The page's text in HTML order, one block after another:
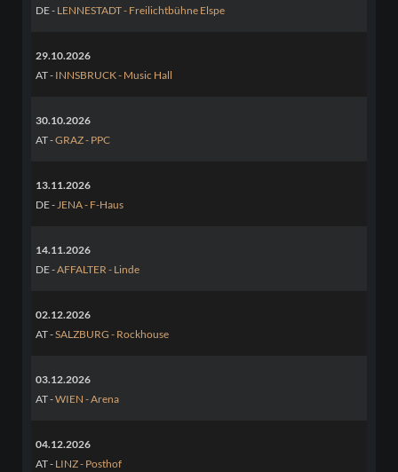
DE - LENNESTADT - Freilichtbühne Elspe
29.10.2026
AT - INNSBRUCK - Music Hall
30.10.2026
AT -GRAZ - PPC
13.11.2026
DE -JENA - F-Haus
14.11.2026
DE -AFFALTER - Linde
02.12.2026
AT -SALZBURG - Rockhouse
03.12.2026
AT -WIEN - Arena
04.12.2026
AT - LINZ - Posthof